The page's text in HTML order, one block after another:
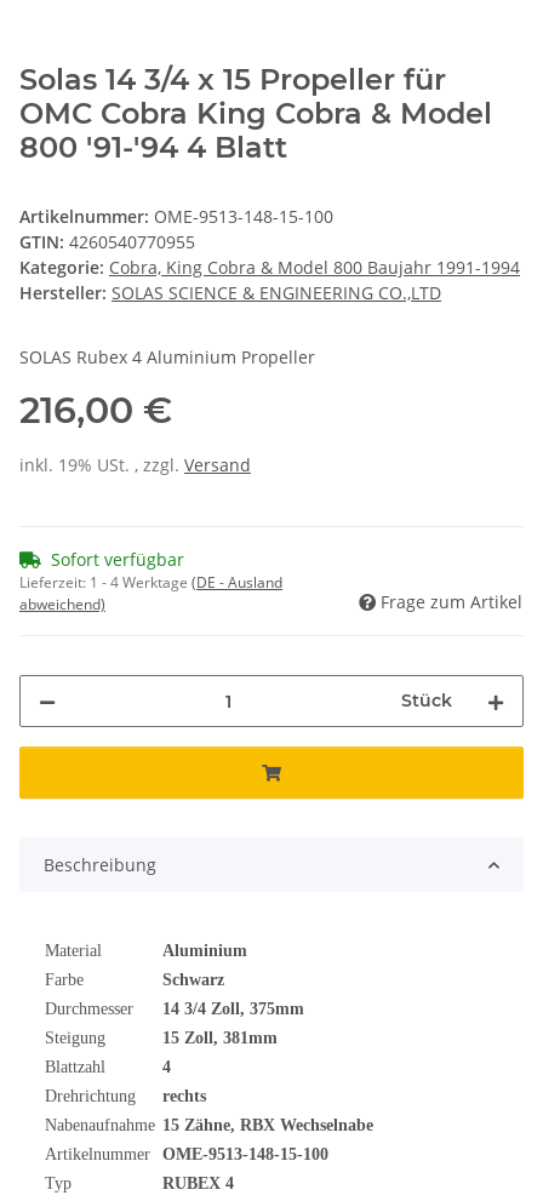
Solas 14 3/4 x 15 Propeller für
OMC Cobra King Cobra & Model
800 '91-'94 4 Blatt
Artikelnummer: OME-9513-148-15-100
GTIN: 4260540770955
Kategorie: Cobra, King Cobra & Model 800 Baujahr 1991-1994
Hersteller: SOLAS SCIENCE & ENGINEERING CO.,LTD
SOLAS Rubex 4 Aluminium Propeller
216,00 €
inkl. 19% USt. , zzgl. Versand
Sofort verfügbar
Lieferzeit: 1 - 4 Werktage (DE - Ausland
abweichend)
Frage zum Artikel
Stück
Beschreibung
Material
Aluminium
Farbe
Schwarz
Durchmesser
14 3/4 Zoll, 375mm
Steigung
15 Zoll, 381mm
Blattzahl
4
Drehrichtung
rechts
Nabenaufnahme 15 Zähne, RBX Wechselnabe
Artikelnummer
OME-9513-148-15-100
Typ
RUBEX 4